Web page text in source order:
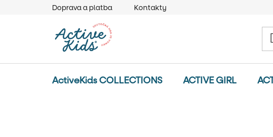
Doprava a platba Kontakty
ActiveKids COLLECTIONS ACTIVE GIRL